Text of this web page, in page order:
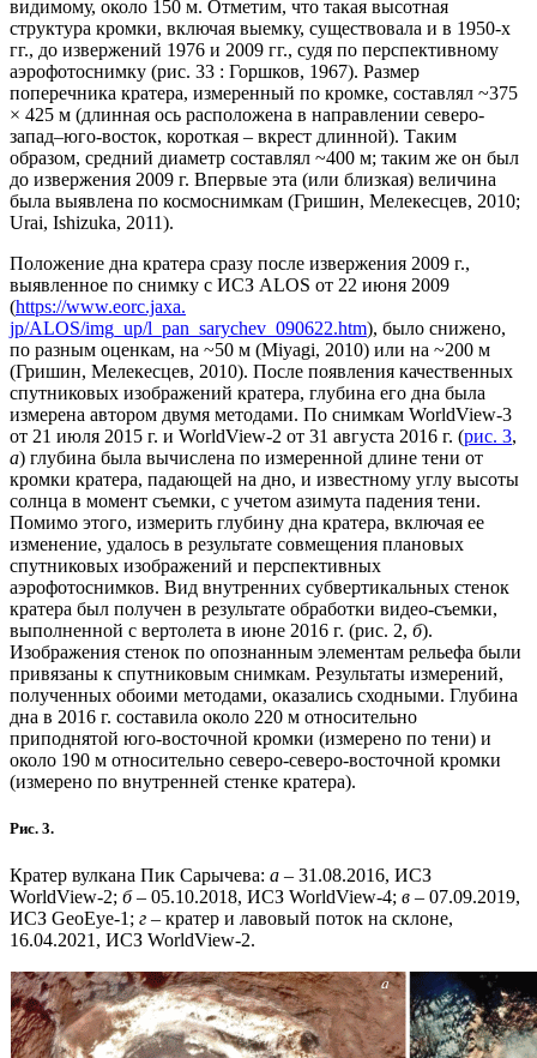
видимому, около 150 м. Отметим, что такая высотная
структура кромки, включая выемку, существовала и в 1950-х
гг., до извержений 1976 и 2009 гг., судя по перспективному
аэрофотоснимку (рис. 33 : Горшков, 1967). Размер
поперечника кратера, измеренный по кромке, составлял ~375
× 425 м (длинная ось расположена в направлении северо-
запад–юго-восток, короткая – вкрест длинной). Таким
образом, средний диаметр составлял ~400 м; таким же он был
до извержения 2009 г. Впервые эта (или близкая) величина
была выявлена по космоснимкам (Гришин, Мелекесцев, 2010;
Urai, Ishizuka, 2011).
Положение дна кратера сразу после извержения 2009 г.,
выявленное по снимку с ИСЗ ALOS от 22 июня 2009
(https://www.eorc.jaxa.
jp/ALOS/img_up/l_pan_sarychev_090622.htm), было снижено,
по разным оценкам, на ~50 м (Miyagi, 2010) или на ~200 м
(Гришин, Мелекесцев, 2010). После появления качественных
спутниковых изображений кратера, глубина его дна была
измерена автором двумя методами. По снимкам WorldView-3
от 21 июля 2015 г. и WorldView-2 от 31 августа 2016 г. (рис. 3,
а) глубина была вычислена по измеренной длине тени от
кромки кратера, падающей на дно, и известному углу высоты
солнца в момент съемки, с учетом азимута падения тени.
Помимо этого, измерить глубину дна кратера, включая ее
изменение, удалось в результате совмещения плановых
спутниковых изображений и перспективных
аэрофотоснимков. Вид внутренних субвертикальных стенок
кратера был получен в результате обработки видео-съемки,
выполненной с вертолета в июне 2016 г. (рис. 2, б).
Изображения стенок по опознанным элементам рельефа были
привязаны к спутниковым снимкам. Результаты измерений,
полученных обоими методами, оказались сходными. Глубина
дна в 2016 г. составила около 220 м относительно
приподнятой юго-восточной кромки (измерено по тени) и
около 190 м относительно северо-северо-восточной кромки
(измерено по внутренней стенке кратера).
Рис. 3.
Кратер вулкана Пик Сарычева: а – 31.08.2016, ИСЗ
WorldView-2; б– 05.10.2018, ИСЗ WorldView-4; в – 07.09.2019,
ИСЗ GeoEye-1; г – кратер и лавовый поток на склоне,
16.04.2021, ИСЗ WorldView-2.